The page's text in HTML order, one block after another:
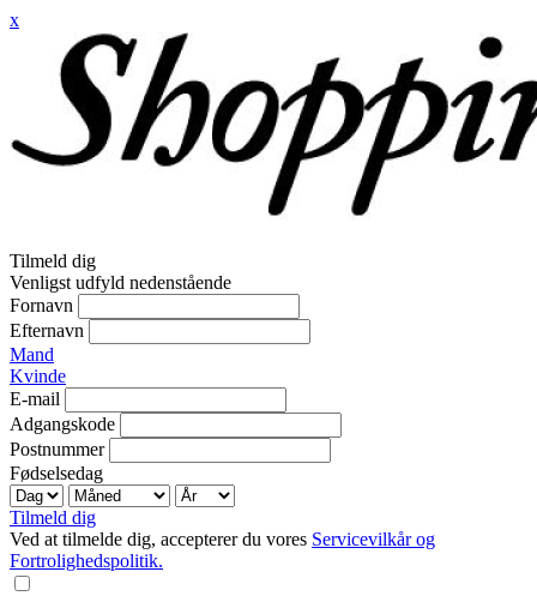
x
Tilmeld dig
Venligst udfyld nedenstående
Fornavn
Efternavn
Mand
Kvinde
E-mail
Adgangskode
Postnummer
Fødselsedag
Tilmeld dig
Ved at tilmelde dig, accepterer du vores Servicevilkår og
Fortrolighedspolitik.